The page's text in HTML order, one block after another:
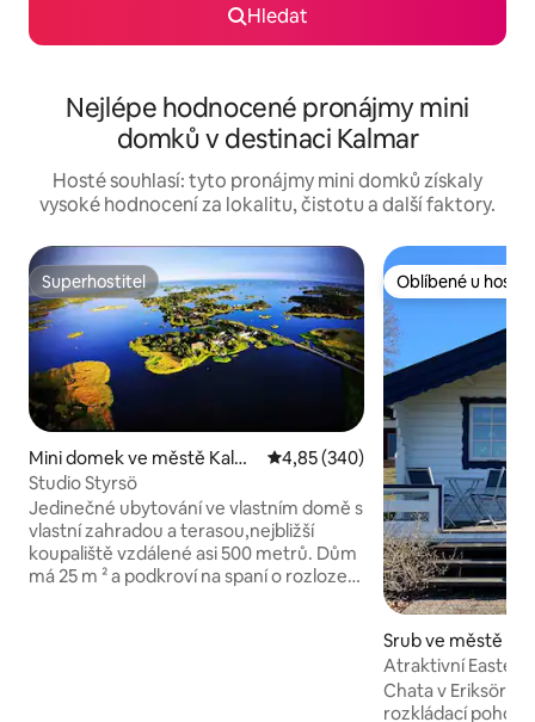
Hledat
Nejlépe hodnocené pronájmy mini
domků v destinaci Kalmar
Hosté souhlasí: tyto pronájmy mini domků získaly
vysoké hodnocení za lokalitu, čistotu a další faktory.
Superhostitel
Superhostitel
Mini domek ve městě Kalm
ar
Průměrné hodnocení 4,85 z 5,
4,85 (340)
Studio Styrsö
Jedinečné ubytování ve vlastním domě s
vlastní zahradou a terasou,nejbližší
koupaliště vzdálené asi 500 metrů. Dům
má 25 m ² a podkroví na spaní o rozloze
Oblíbené u hostů
Oblíbené u hostů
Srub ve městě
Atraktivní Eastern
Chata v Eriksöre,
rozkládací